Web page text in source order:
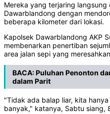
Mereka yang terjaring
Dawarblandong dengan
beberapa kilometer dari lokasi.
Kapolsek Dawarblandong AKP
membenarkan penertiban
area jalan sepi yang
BACA:Puluhan Penonton
dalam Parit
"Tidak ada balap liar, kita
banyak," katanya, Sabtu siang,